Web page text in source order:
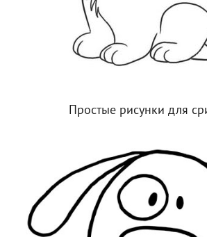
Простые рисунки для